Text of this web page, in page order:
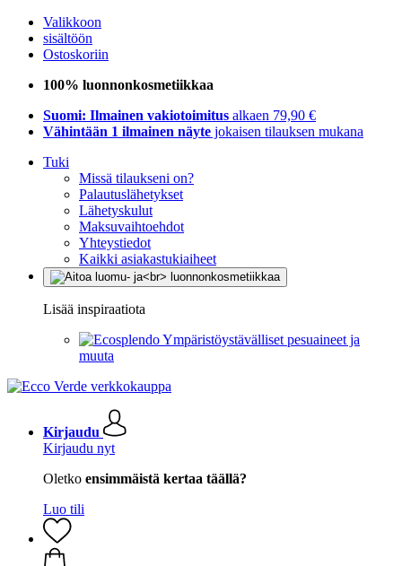
Valikkoon
sisältöön
Ostoskoriin
100% luonnonkosmetiikkaa
Suomi: Ilmainen vakiotoimitus alkaen 79,90 €
Vähintään 1 ilmainen näyte jokaisen tilauksen mukana
Tuki
Missä tilaukseni on?
Palautuslähetykset
Lähetyskulut
Maksuvaihtoehdot
Yhteystiedot
Kaikki asiakastukiaiheet
Lisää inspiraatiota
Ympäristöystävälliset pesuaineet ja
muuta
Kirjaudu
Kirjaudu nyt
Oletko ensimmäistä kertaa täällä?
Luo tili